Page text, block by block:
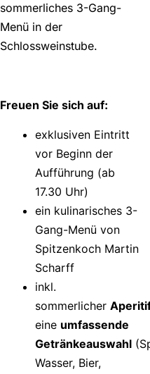
sommerliches 3-Gang-
Menü in der
Schlossweinstube.
Freuen Sie sich auf:
exklusiven Eintritt
vor Beginn der
Aufführung (ab
17.30 Uhr)
ein kulinarisches 3-
Gang-Menü von
Spitzenkoch Martin
Scharff
inkl.
sommerlicher
eine umfassende
Getränkeauswahl
Wasser, Bier,